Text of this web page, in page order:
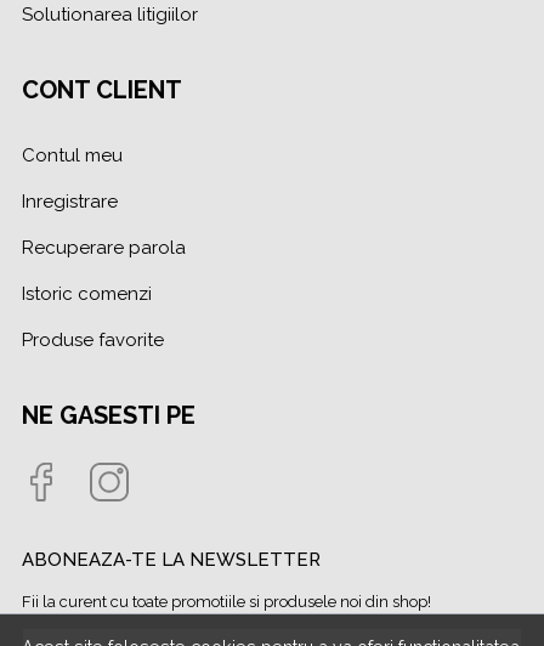
Solutionarea litigiilor
CONT CLIENT
Contul meu
Inregistrare
Recuperare parola
Istoric comenzi
Produse favorite
NE GASESTI PE
ABONEAZA-TE LA NEWSLETTER
Fii la curent cu toate promotiile si produsele noi din shop!